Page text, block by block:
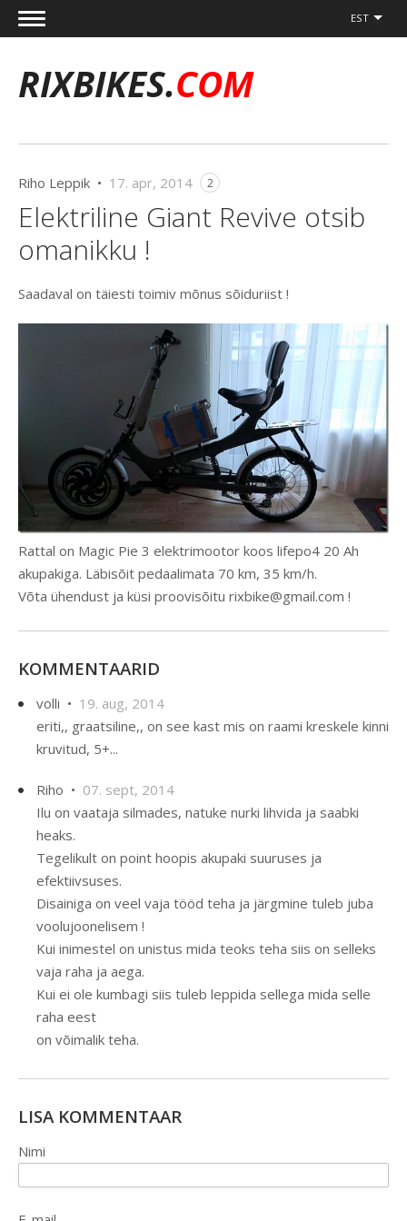
EST
RIXBIKES.COM
Riho Leppik • 17. apr, 2014 2
Elektriline Giant Revive otsib
omanikku !
Saadaval on täiesti toimiv mõnus sõiduriist !
Rattal on Magic Pie 3 elektrimootor koos lifepo4 20 Ah
akupakiga. Läbisõit pedaalimata 70 km, 35 km/h.
Võta ühendust ja küsi proovisõitu rixbike@gmail.com !
KOMMENTAARID
volli • 19. aug, 2014
eriti,, graatsiline,, on see kast mis on raami kreskele kinni
kruvitud, 5+...
Riho • 07. sept, 2014
Ilu on vaataja silmades, natuke nurki lihvida ja saabki
heaks.
Tegelikult on point hoopis akupaki suuruses ja
efektiivsuses.
Disainiga on veel vaja tööd teha ja järgmine tuleb juba
voolujoonelisem !
Kui inimestel on unistus mida teoks teha siis on selleks
vaja raha ja aega.
Kui ei ole kumbagi siis tuleb leppida sellega mida selle
raha eest
on võimalik teha.
LISA KOMMENTAAR
Nimi